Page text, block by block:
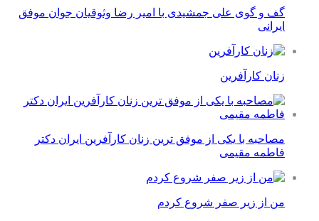
گف و گوی علی جمشیدی با امیر رضا وثوقیان جوان موفق
ایرانی
زنان کارآفرین
مصاحبه با یکی از موفق ترین زنان کارآفرین ایران دکتر
فاطمه مقیمی
من از زیر صفر شروع کردم